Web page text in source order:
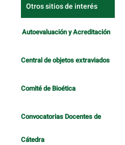
Otros sitios de interés
Autoevaluación y Acreditación
Central de objetos extraviados
Comité de Bioética
Convocatorias Docentes de
Cátedra